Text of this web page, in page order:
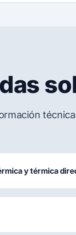
y térmica